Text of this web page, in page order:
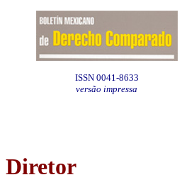
ISSN 0041-8633
versão impressa
Diretor